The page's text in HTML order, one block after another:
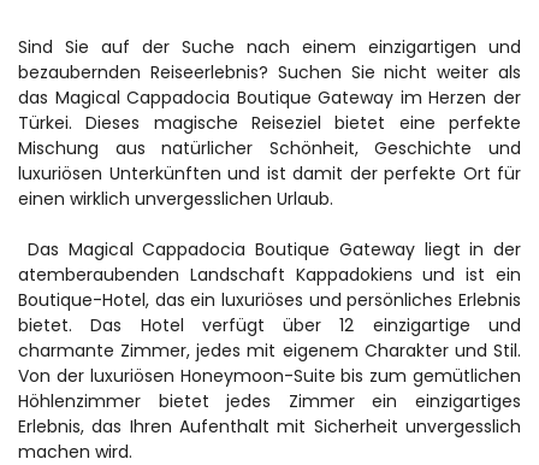
Sind Sie auf der Suche nach einem einzigartigen und
bezaubernden Reiseerlebnis? Suchen Sie nicht weiter als
das Magical Cappadocia Boutique Gateway im Herzen der
Türkei. Dieses magische Reiseziel bietet eine perfekte
Mischung aus natürlicher Schönheit, Geschichte und
luxuriösen Unterkünften und ist damit der perfekte Ort für
einen wirklich unvergesslichen Urlaub.
atemberaubenden Landschaft Kappadokiens und ist ein
Boutique-Hotel, das ein luxuriöses und persönliches Erlebnis
bietet. Das Hotel verfügt über 12 einzigartige und
charmante Zimmer, jedes mit eigenem Charakter und Stil.
Von der luxuriösen Honeymoon-Suite bis zum gemütlichen
Höhlenzimmer bietet jedes Zimmer ein einzigartiges
Erlebnis, das Ihren Aufenthalt mit Sicherheit unvergesslich
machen wird.